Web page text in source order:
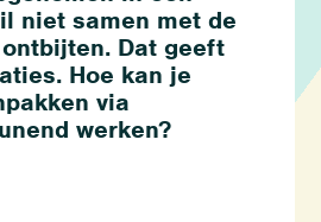
niet samen met de
Dat geeft
Hoe kan je
via
werken?